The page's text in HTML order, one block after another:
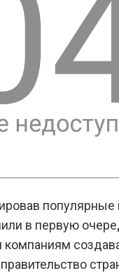
популярные
в первую